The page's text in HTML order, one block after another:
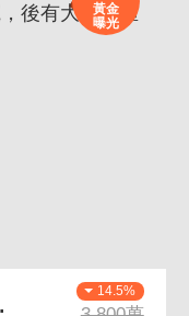
黃金
曝光
14.5%
社區